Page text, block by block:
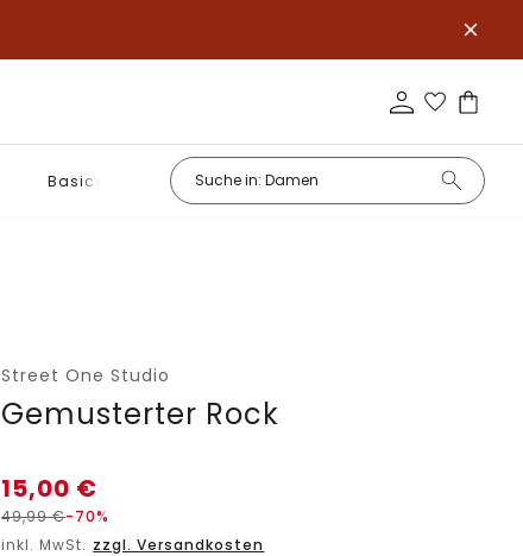
Basics
Street One Studio
Gemusterter Rock
15,00 €
49,99€-70%
inkl. MwSt. zzgl. Versandkosten